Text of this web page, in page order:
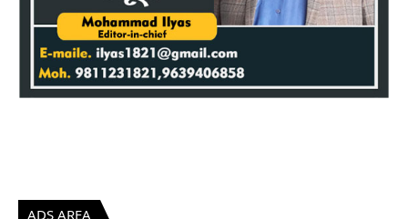
ADS AREA